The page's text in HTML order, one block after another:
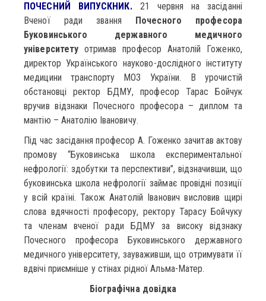
ПОЧЕСНИЙ ВИПУСКНИК.21 червня на засіданні
Вченої ради звання Почесного професора
Буковинського державного медичного
університету отримав професор Анатолій Гоженко,
директор Українського науково-дослідного інституту
медицини транспорту МОЗ України. В урочистій
обстановці ректор БДМУ, професор Тарас Бойчук
вручив відзнаки Почесного професора – диплом та
мантію – Анатолію Івановичу.
Під час засідання професор А. Гоженко зачитав актову
промову “Буковинська школа експериментальної
нефрології: здобутки та перспективи”, відзначивши, що
буковинська школа нефрології займає провідні позиції
у всій країні. Також Анатолій Іванович висловив щирі
слова вдячності професору, ректору Тарасу Бойчуку
та членам вченої ради БДМУ за високу відзнаку
Почесного професора Буковинського державного
медичного університету, зауваживши, що отримувати її
вдвічі приємніше у стінах рідної Альма-Матер.
Біографічна довідка